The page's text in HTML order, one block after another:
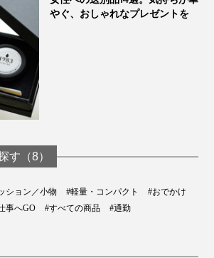
やぐ、おしゃれなプレゼントを
す（8）
ション／小物 #軽量・コンパクト
#おでかけ
事へGO #すべての商品 #通勤